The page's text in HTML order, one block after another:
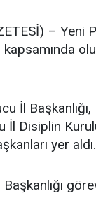
– Yeni
kapsamında
İl
İl Disiplin
yer aldı.